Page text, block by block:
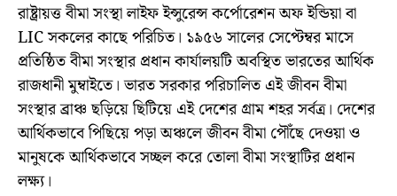
রাষ্ট্রায়ত্ত বীমা সংস্থা লাইফ ইন্সুরেন্স কর্পোরেশন অফ ইন্ডিয়া বা
LIC সকলের কাছে পরিচিত। ১৯৫৬ সালের সেপ্টেম্বর মাসে
প্রতিষ্ঠিত বীমা সংস্থার প্রধান কার্যালয়টি অবস্থিত ভারতের আর্থিক
রাজধানী মুম্বাইতে। ভারত সরকার পরিচালিত এই জীবন বীমা
সংস্থার ব্রাঞ্চ ছড়িয়ে ছিটিয়ে এই দেশের গ্রাম শহর সর্বত্র। দেশের
আর্থিকভাবে পিছিয়ে পড়া অঞ্চলে জীবন বীমা পৌঁছে দেওয়া ও
মানুষকে আর্থিকভাবে সচ্ছল করে তোলা বীমা সংস্থাটির প্রধান
লক্ষ্য।